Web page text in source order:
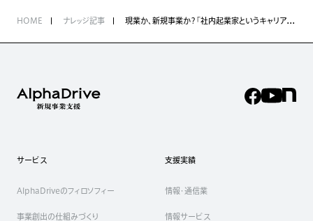
HOME ナレッジ記事 現業か、新規事業か？「社内起業家というキャリア」を徹底議論
サービス
AlphaDriveのフィロソフィー
事業創出の仕組みづくり
支援実績
情報・通信業
情報サービス